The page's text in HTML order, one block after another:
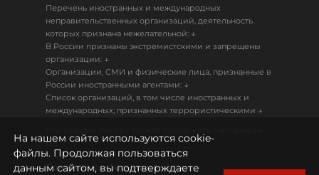
Перечень иностранных и международных
неправительственных организаций, деятельность
которых признана нежелательной: ↓
В России признаны экстремистскими и запрещены
организации: ↓
Организации, СМИ и физические лица, признанные в
России иностранными агентами: ↓
Список организаций, в том числе иностранных и
международных, признанных террористическими ↓
18+
Политика конфиденциальности
На нашем сайте используются cookie-
файлы. Продолжая пользоваться
данным сайтом, вы подтверждаете